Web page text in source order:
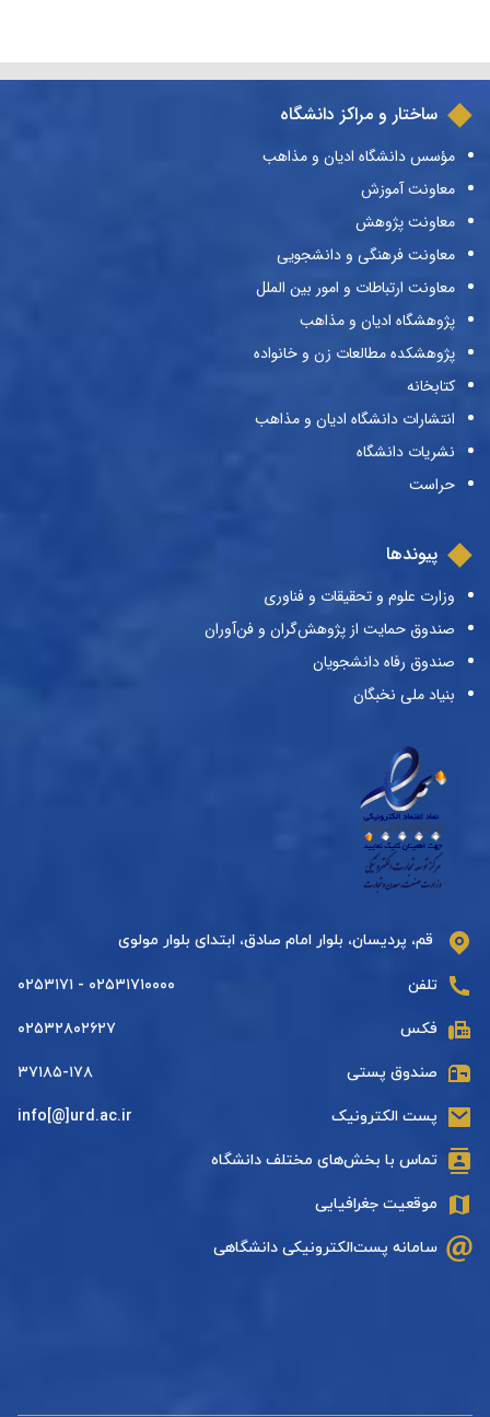
ساختار و مراکز دانشگاه
مؤسس دانشگاه ادیان و مذاهب
معاونت آموزش
معاونت پژوهش
معاونت فرهنگی و دانشجویی
معاونت ارتباطات و امور بین الملل
پژوهشگاه ادیان و مذاهب
پژوهشکده مطالعات زن و خانواده
کتابخانه
انتشارات دانشگاه ادیان و مذاهب
نشریات دانشگاه
حراست
پیوندها
وزارت علوم و تحقیقات و فناوری
صندوق حمایت از پژوهش‌گران و فن‌آوران
صندوق رفاه دانشجویان
بنیاد ملی نخبگان
قم، پردیسان، بلوار امام صادق، ابتدای بلوار مولوی
تلفن ۰۲۵۳۱۷۱۰۰۰۰ - ۰۲۵۳۱۷۱
فکس ۰۲۵۳۲۸۰۲۶۲۷
صندوق پستی ۳۷۱۸۵-۱۷۸
پست الکترونیک info[@]urd.ac.ir
تماس با بخش‌های مختلف دانشگاه
موقعیت جغرافیایی
سامانه پست‌الکترونیکی دانشگاهی